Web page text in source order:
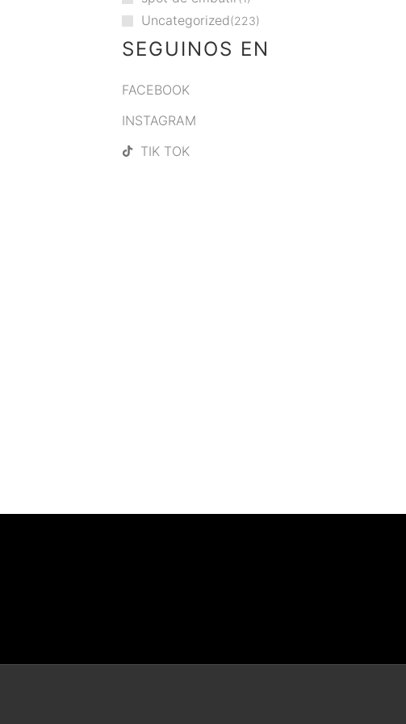
Uncategorized 223
SEGUINOS EN
FACEBOOK
INSTAGRAM
TIK TOK